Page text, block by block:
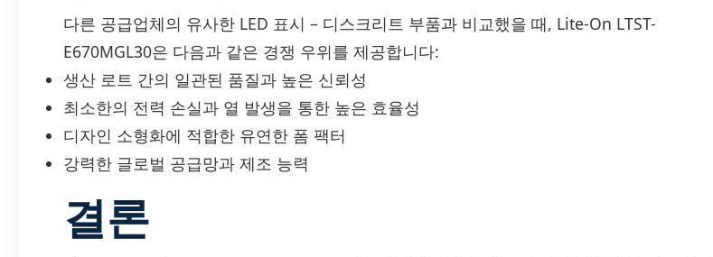
다른 공급업체의 유사한 LED 표시 – 디스크리트 부품과 비교했을 때, Lite-On LTST-
E670MGL30은 다음과 같은 경쟁 우위를 제공합니다:
생산 로트 간의 일관된 품질과 높은 신뢰성
최소한의 전력 손실과 열 발생을 통한 높은 효율성
디자인 소형화에 적합한 유연한 폼 팩터
강력한 글로벌 공급망과 제조 능력
결론